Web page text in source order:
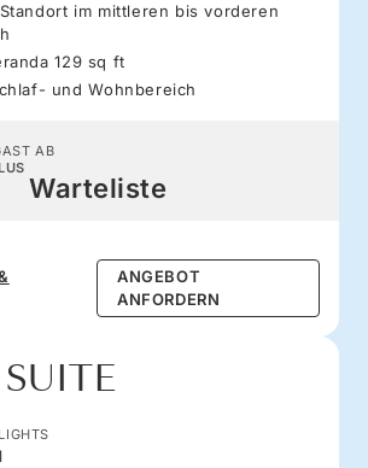
im mittleren bis vorderen
129 sq ft
und Wohnbereich
AB
Warteliste
ANGEBOT
ANFORDERN